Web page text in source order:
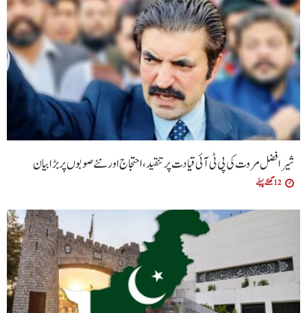
شیر افضل مروت کی پی ٹی آئی قیادت پر تنقید، احتجاج اور نئے صوبوں پر بڑا بیان
12 گھنٹے پہلے